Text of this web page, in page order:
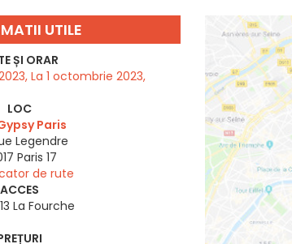
UTILE
ȘI ORAR
La 1 octombrie 2023,
LOC
Paris
Legendre
Paris 17
de rute
ACCES
La Fourche